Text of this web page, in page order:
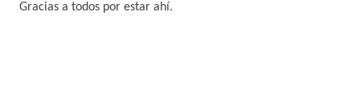
Gracias a todos por estar ahí.